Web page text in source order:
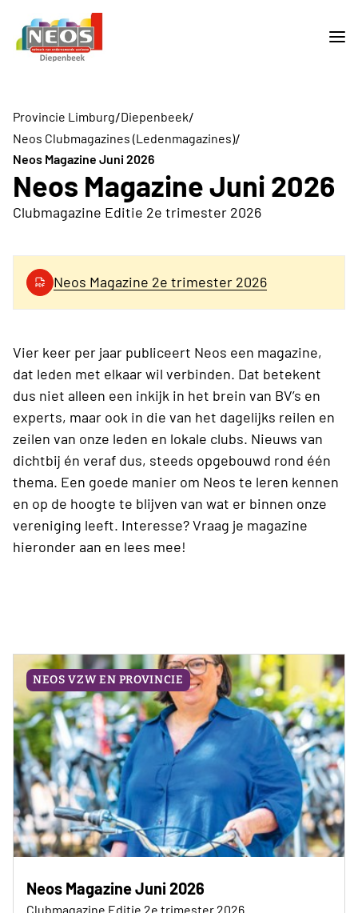
Provincie Limburg/Diepenbeek/
Neos Clubmagazines (Ledenmagazines)/
Neos Magazine Juni 2026
Neos Magazine Juni 2026
Clubmagazine Editie 2e trimester 2026
Neos Magazine 2e trimester 2026
Vier keer per jaar publiceert Neos een magazine,
dat leden met elkaar wil verbinden. Dat betekent
dus niet alleen een inkijk in het brein van BV’s en
experts, maar ook in die van het dagelijks reilen en
zeilen van onze leden en lokale clubs. Nieuws van
dichtbij én veraf dus, steeds opgebouwd rond één
thema. Een goede manier om Neos te leren kennen
en op de hoogte te blijven van wat er binnen onze
vereniging leeft. Interesse? Vraag je magazine
hieronder aan en lees mee!
NEOS VZW EN PROVINCIE
Neos Magazine Juni 2026
Clubmagazine Editie 2e trimester 2026